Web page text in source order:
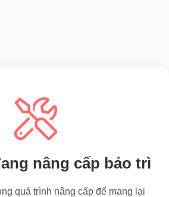
nâng cấp bảo trì
quá trình nâng cấp để mang lại